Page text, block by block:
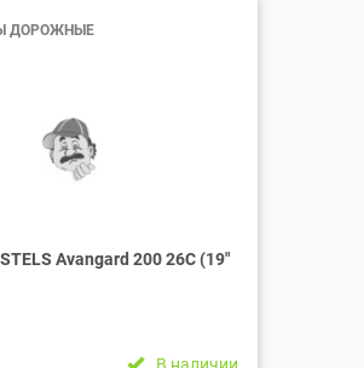
ДОРОЖНЫЕ
Avangard 200 26C (19″